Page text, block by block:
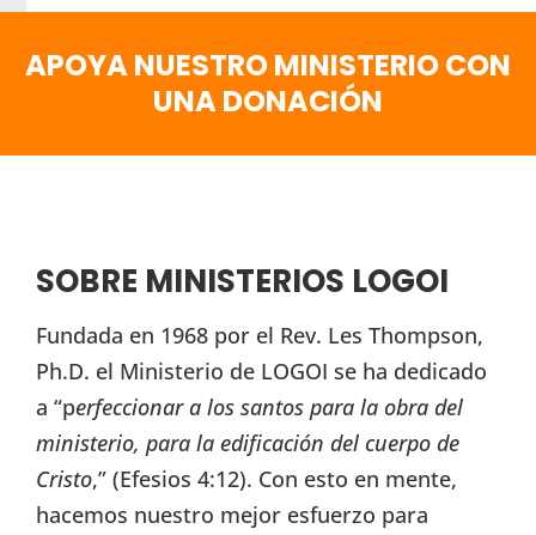
APOYA NUESTRO MINISTERIO CON
UNA DONACIÓN
SOBRE MINISTERIOS LOGOI
Fundada en 1968 por el Rev. Les Thompson,
Ph.D. el Ministerio de LOGOI se ha dedicado
a “perfeccionar a los santos para la obra del
ministerio, para la edificación del cuerpo de
Cristo,” (Efesios 4:12). Con esto en mente,
hacemos nuestro mejor esfuerzo para